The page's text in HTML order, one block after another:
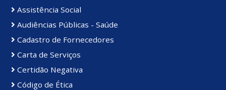
Assistência Social
Audiências Públicas - Saúde
Cadastro de Fornecedores
Carta de Serviços
Certidão Negativa
Código de Ética